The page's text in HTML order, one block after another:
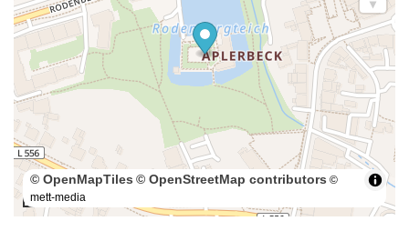
100 m
© OpenMapTiles © OpenStreetMap contributors ©
mett-media